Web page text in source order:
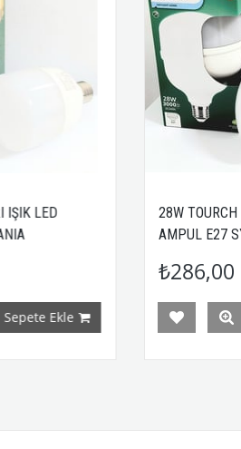
28W TOURCH BEYAZ IŞIK LED
AMPUL E27 SYLVANIA
Sepete Ekle